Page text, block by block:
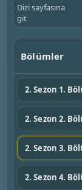
Dizi sayfasına
git
Bölümler
2. Sezon 1.
2. Sezon 2.
2. Sezon 3.
2. Sezon 4.